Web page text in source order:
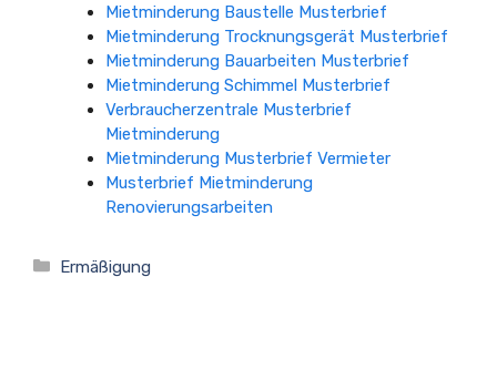
Mietminderung Baustelle Musterbrief
Mietminderung Trocknungsgerät Musterbrief
Mietminderung Bauarbeiten Musterbrief
Mietminderung Schimmel Musterbrief
Verbraucherzentrale Musterbrief
Mietminderung
Mietminderung Musterbrief Vermieter
Musterbrief Mietminderung
Renovierungsarbeiten
Kategorien
Ermäßigung